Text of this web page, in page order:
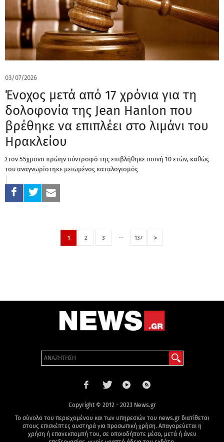
03/07/2026
Ένοχος μετά από 17 χρόνια για τη
δολοφονία της Jean Hanlon που
βρέθηκε να επιπλέει στο λιμάνι του
Ηρακλείου
Στον 55χρονο πρώην σύντροφό της επιβλήθηκε ποινή 10 ετών, καθώς
του αναγνωρίστηκε μειωμένος καταλογισμός
1 2 3 … 137 >
Copyright © 2012 - 2023 News.gr
Το σύνολο του περιεχομένου και των υπηρεσιών του news.gr διατίθεται
στους επισκέπτες αυστηρά για προσωπική χρήση. Απαγορεύεται η
χρήση ή επανεκπομπή του, σε οποιοδήποτε μέσο, μετά ή άνευ